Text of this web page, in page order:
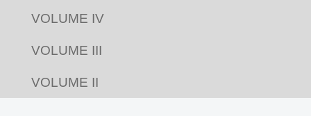
VOLUME IV
VOLUME III
VOLUME II